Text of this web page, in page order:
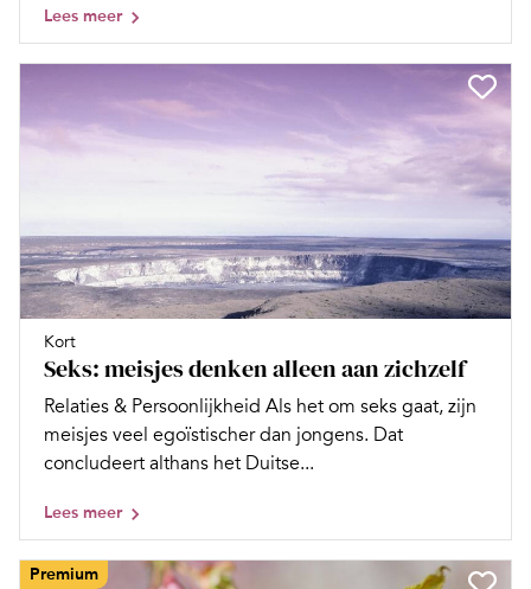
Lees meer
Kort
Seks: meisjes denken alleen aan zichzelf
Relaties & Persoonlijkheid Als het om seks gaat, zijn
meisjes veel egoïstischer dan jongens. Dat
concludeert althans het Duitse...
Lees meer
Premium